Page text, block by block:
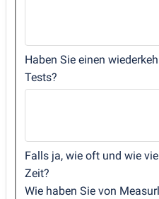
Haben Sie einen
Tests?
Falls ja, wie oft und wie
Zeit?
Wie haben Sie von